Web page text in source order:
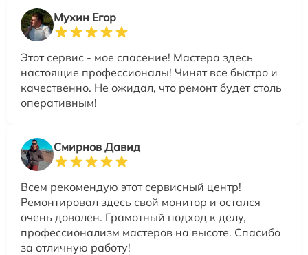
Мухин Егор
Этот сервис - мое спасение! Мастера здесь
настоящие профессионалы! Чинят все быстро и
качественно. Не ожидал, что ремонт будет столь
оперативным!
Смирнов Давид
Всем рекомендую этот сервисный центр!
Ремонтировал здесь свой монитор и остался
очень доволен. Грамотный подход к делу,
профессионализм мастеров на высоте. Спасибо
за отличную работу!